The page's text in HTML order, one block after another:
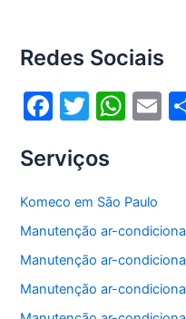
Redes Sociais
F
c
e
b
o
o
k
T
itt
er
W
s
A
p
p
E
Serviços
Komeco em São Paulo
Manutenção ar-
Manutenção ar-
Manutenção ar-